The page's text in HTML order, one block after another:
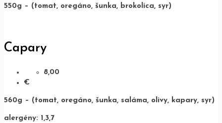
550g – (tomat, oregáno, šunka, brokolica, syr)
Capary
8,00
€
560g – (tomat, oregáno, šunka, saláma, olivy, kapary, syr)
alergény: 1,3,7